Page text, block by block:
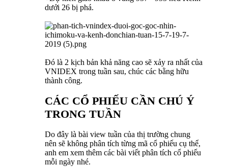
dưới 26 bị phá.
Đó là 2 kịch bản khả năng cao sẽ xảy ra nhất của
VNIDEX trong tuần sau, chúc các bằng hữu
thành công.
CÁC CỔ PHIẾU CẦN CHÚ Ý
TRONG TUẦN
Do đây là bài view tuần của thị trường chung
nên sẽ không phân tích từng mã cổ phiếu cụ thể,
anh em xem thêm các bài viết phân tích cổ phiếu
mỗi ngày nhé.